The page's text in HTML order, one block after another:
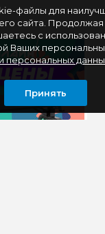
файлы для
сайта. Продолжая
с
Ваших
персональных
Принять